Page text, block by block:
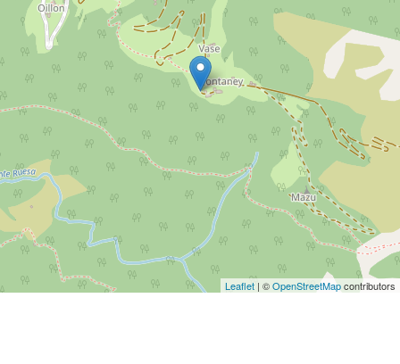
Leaflet | ©OpenStreetMapcontributors